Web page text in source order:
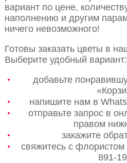
вариант по цене,
наполнению и другим
ничего невозможного!
Готовы заказать цветы в
Выберите удобный вариант:
добавьте
напишите нам в
отправьте запрос в
правом
закажите
свяжитесь с
891-